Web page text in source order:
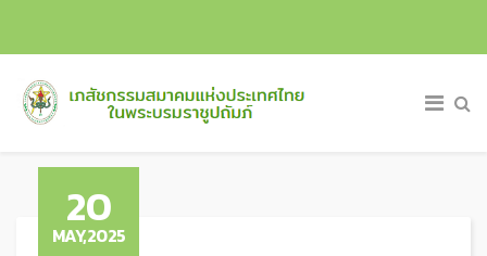
20
MAY,2025